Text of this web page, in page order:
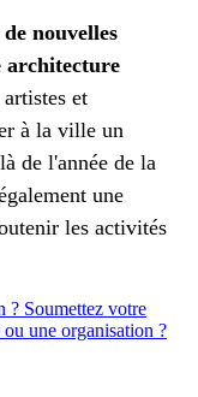
de nouvelles
architecture
et
à la ville un
de l'année de la
une
les activités
? Soumettez votre
ou une organisation ?